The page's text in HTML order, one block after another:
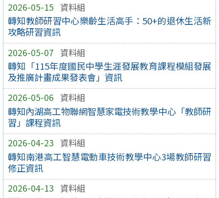
2026-05-15 資料組
轉知教師研習中心樂齡生活高手：50+的退休生活新
攻略研習資訊
2026-05-07 資料組
轉知「115年度國民中學生涯發展教育課程模組發展
及推廣計畫成果發表會」資訊
2026-05-06 資料組
轉知內湖高工物聯網智慧家電技術教學中心「教師研
習」課程資訊
2026-04-23 資料組
轉知南港高工智慧電動車技術教學中心3場教師研習
修正資訊
2026-04-13 資料組